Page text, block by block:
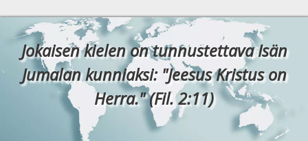
Jokaisen kielen on tunnustettava Isän
Jumalan kunniaksi: "Jeesus Kristus on
Herra." (Fil. 2:11)